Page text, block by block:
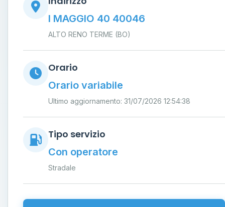
I MAGGIO 40 40046
ALTO RENO TERME (BO)
Orario
Orario variabile
Ultimo aggiornamento: 31/07/2026 12:54:38
Tipo servizio
Con operatore
Stradale